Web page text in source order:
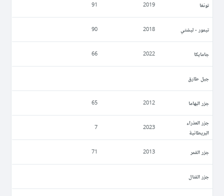
تونغا 2019
91
تيمور - ليشتي 2018
90
جامايكا 2022
66
جبل طارق
جزر البهاما 2012
65
جزر العذراء
البريطانية
2023
7
جزر القمر 2013
71
جزر القنال